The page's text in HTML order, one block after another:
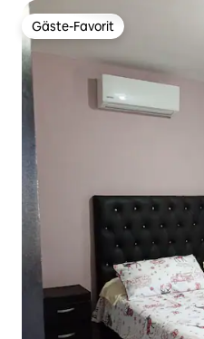
Gäste-Favorit
Gäste-Favorit